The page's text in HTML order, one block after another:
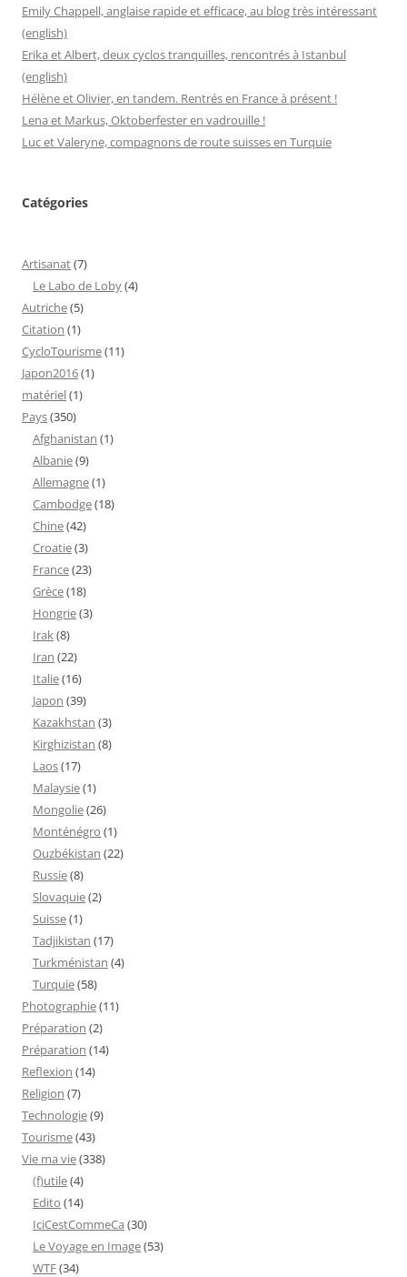
Emily Chappell, anglaise rapide et efficace, au blog très intéressant
(english)
Erika et Albert, deux cyclos tranquilles, rencontrés à Istanbul
(english)
Hélène et Olivier, en tandem. Rentrés en France à présent !
Lena et Markus, Oktoberfester en vadrouille !
Luc et Valeryne, compagnons de route suisses en Turquie
Catégories
Artisanat(7)
Le Labo de Loby(4)
Autriche(5)
Citation (1)
CycloTourisme(11)
Japon2016(1)
matériel(1)
Pays(350)
Afghanistan (1)
Albanie(9)
Allemagne(1)
Cambodge(18)
Chine(42)
Croatie(3)
France(23)
Grèce(18)
Hongrie(3)
Irak(8)
Iran (22)
Italie(16)
Japon (39)
Kazakhstan (3)
Kirghizistan (8)
Laos(17)
Malaysie(1)
Mongolie(26)
Monténégro (1)
Ouzbékistan (22)
Russie(8)
Slovaquie(2)
Suisse(1)
Tadjikistan (17)
Turkménistan (4)
Turquie(58)
Photographie(11)
Préparation (2)
Préparation (14)
Reflexion (14)
Religion (7)
Technologie(9)
Tourisme(43)
Vie ma vie(338)
(f)utile(4)
Edito (14)
IciCestCommeCa (30)
Le Voyage en Image(53)
WTF(34)